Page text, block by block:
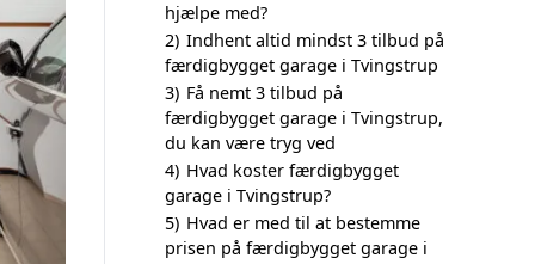
hjælpe med?
2) Indhent altid mindst 3 tilbud på
færdigbygget garage i Tvingstrup
3) Få nemt 3 tilbud på
færdigbygget garage i Tvingstrup,
du kan være tryg ved
4) Hvad koster færdigbygget
garage i Tvingstrup?
5) Hvad er med til at bestemme
prisen på færdigbygget garage i